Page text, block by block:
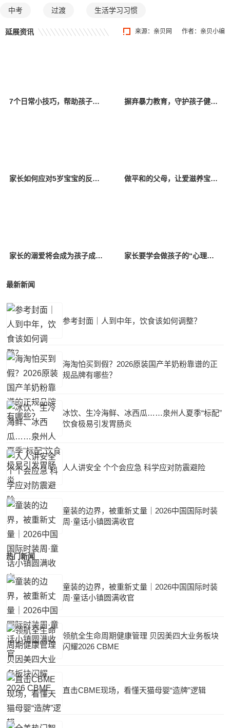
中考 过渡 生活学习习惯
来源： 亲贝网 作者：亲贝小编
延展资讯
7个日常小技巧，帮助孩子提升智力 摒弃暴力教育，守护孩子健康成长
家长如何应对5岁宝宝的反抗行为？这4个小技巧可以了解一下 做平和的父母，让爱滋养宝贝成长
家长的溺爱将会成为孩子成长过程中的枷锁 家长要学会做孩子的“心理医生”
最新新闻
参考封面｜人到中年，饮食该如何调整？
海淘怕买到假？2026原装国产羊奶粉靠谱的正
规品牌有哪些？
冰饮、生冷海鲜、冰西瓜……泉州人夏季“标配”
饮食极易引发胃肠炎
人人讲安全 个个会应急 科学应对防震避险
童装的边界，被重新丈量｜2026中国国际时装
周·童话小镇圆满收官
热门新闻
童装的边界，被重新丈量｜2026中国国际时装
周·童话小镇圆满收官
领航全生命周期健康管理 贝因美四大业务板块
闪耀2026 CBME
直击CBME现场，看懂天猫母婴“造牌”逻辑